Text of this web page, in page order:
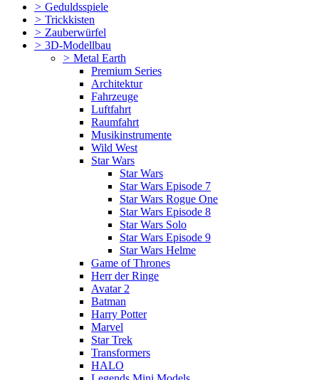
> Geduldsspiele
> Trickkisten
> Zauberwürfel
> 3D-Modellbau
> Metal Earth
Premium Series
Architektur
Fahrzeuge
Luftfahrt
Raumfahrt
Musikinstrumente
Wild West
Star Wars
Star Wars
Star Wars Episode 7
Star Wars Rogue One
Star Wars Episode 8
Star Wars Solo
Star Wars Episode 9
Star Wars Helme
Game of Thrones
Herr der Ringe
Avatar 2
Batman
Harry Potter
Marvel
Star Trek
Transformers
HALO